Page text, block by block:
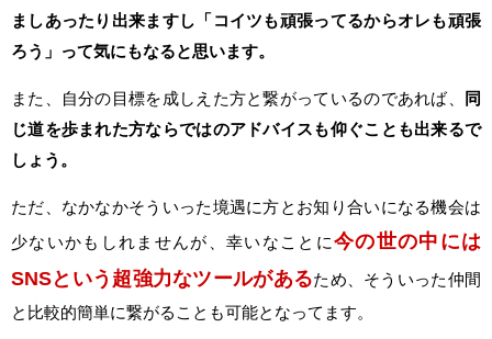
ましあったり出来ますし「コイツも頑張ってるからオレも頑張
ろう」って気にもなると思います。
また、自分の目標を成しえた方と繋がっているのであれば、
同
じ道を歩まれた方ならではのアドバイスも仰ぐことも出来るで
しょう。
ただ、なかなかそういった境遇に方とお知り合いになる機会は
少ないかもしれませんが、幸いなことに今の世の中には
SNSという超強力なツールがあるため、そういった仲間
と比較的簡単に繋がることも可能となってます。